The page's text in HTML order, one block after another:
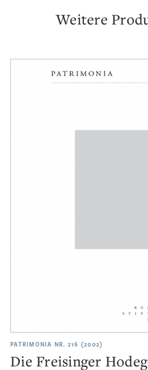
Weitere
PATRIMONIA NR. 216 (2002)
Die Freisinger